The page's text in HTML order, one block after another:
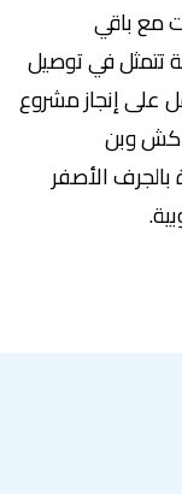
مع باقي
تتمثل في توصيل
على إنجاز مشروع
وبن
الأصفر